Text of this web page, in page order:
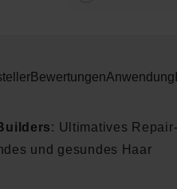
BewertungenAnwendung
: Ultimatives
und gesundes Haar